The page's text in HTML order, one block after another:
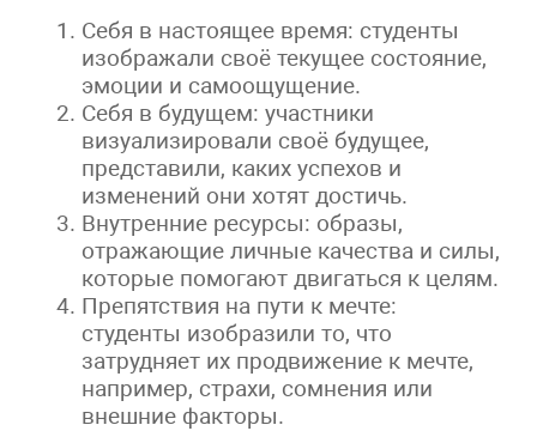
Себя в настоящее время: студенты
изображали своё текущее состояние,
эмоции и самоощущение.
Себя в будущем: участники
визуализировали своё будущее,
представили, каких успехов и
изменений они хотят достичь.
Внутренние ресурсы: образы,
отражающие личные качества и силы,
которые помогают двигаться к целям.
Препятствия на пути к мечте:
студенты изобразили то, что
затрудняет их продвижение к мечте,
например, страхи, сомнения или
внешние факторы.